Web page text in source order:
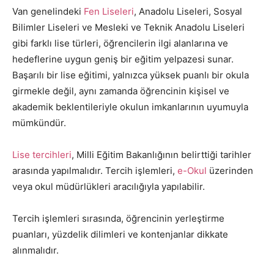
Van genelindeki Fen Liseleri, Anadolu Liseleri, Sosyal
Bilimler Liseleri ve Mesleki ve Teknik Anadolu Liseleri
gibi farklı lise türleri, öğrencilerin ilgi alanlarına ve
hedeflerine uygun geniş bir eğitim yelpazesi sunar.
Başarılı bir lise eğitimi, yalnızca yüksek puanlı bir okula
girmekle değil, aynı zamanda öğrencinin kişisel ve
akademik beklentileriyle okulun imkanlarının uyumuyla
mümkündür.
Lise tercihleri, Milli Eğitim Bakanlığının belirttiği tarihler
arasında yapılmalıdır. Tercih işlemleri, e-Okul üzerinden
veya okul müdürlükleri aracılığıyla yapılabilir.
Tercih işlemleri sırasında, öğrencinin yerleştirme
puanları, yüzdelik dilimleri ve kontenjanlar dikkate
alınmalıdır.